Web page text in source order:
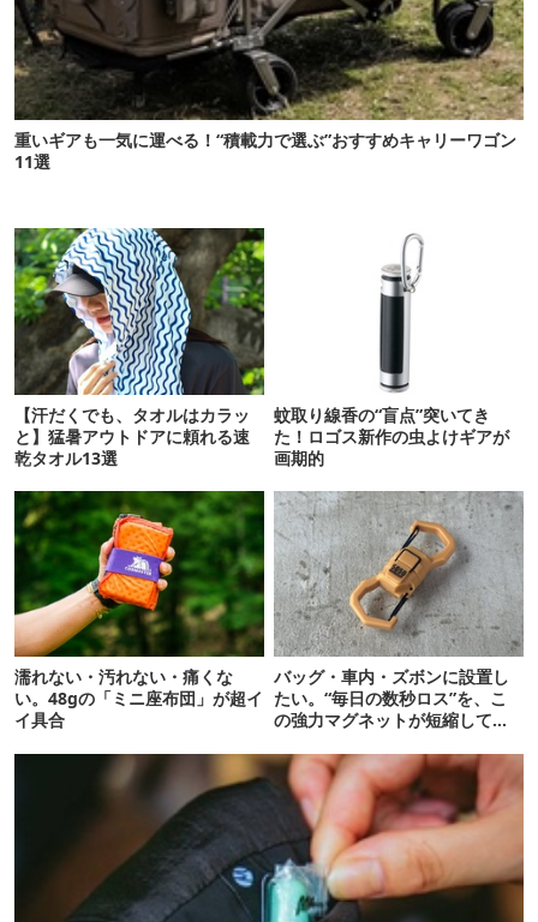
重いギアも一気に運べる！“積載力で選ぶ”おすすめキャリーワゴン
11選
【汗だくでも、タオルはカラッ
と】猛暑アウトドアに頼れる速
乾タオル13選
蚊取り線香の“盲点”突いてき
た！ロゴス新作の虫よけギアが
画期的
濡れない・汚れない・痛くな
い。48gの「ミニ座布団」が超イ
イ具合
バッグ・車内・ズボンに設置し
たい。“毎日の数秒ロス”を、こ
の強力マグネットが短縮してく